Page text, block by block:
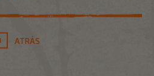
ATRÁS